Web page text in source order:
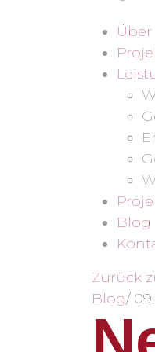
Blog
Zurück
Blog/